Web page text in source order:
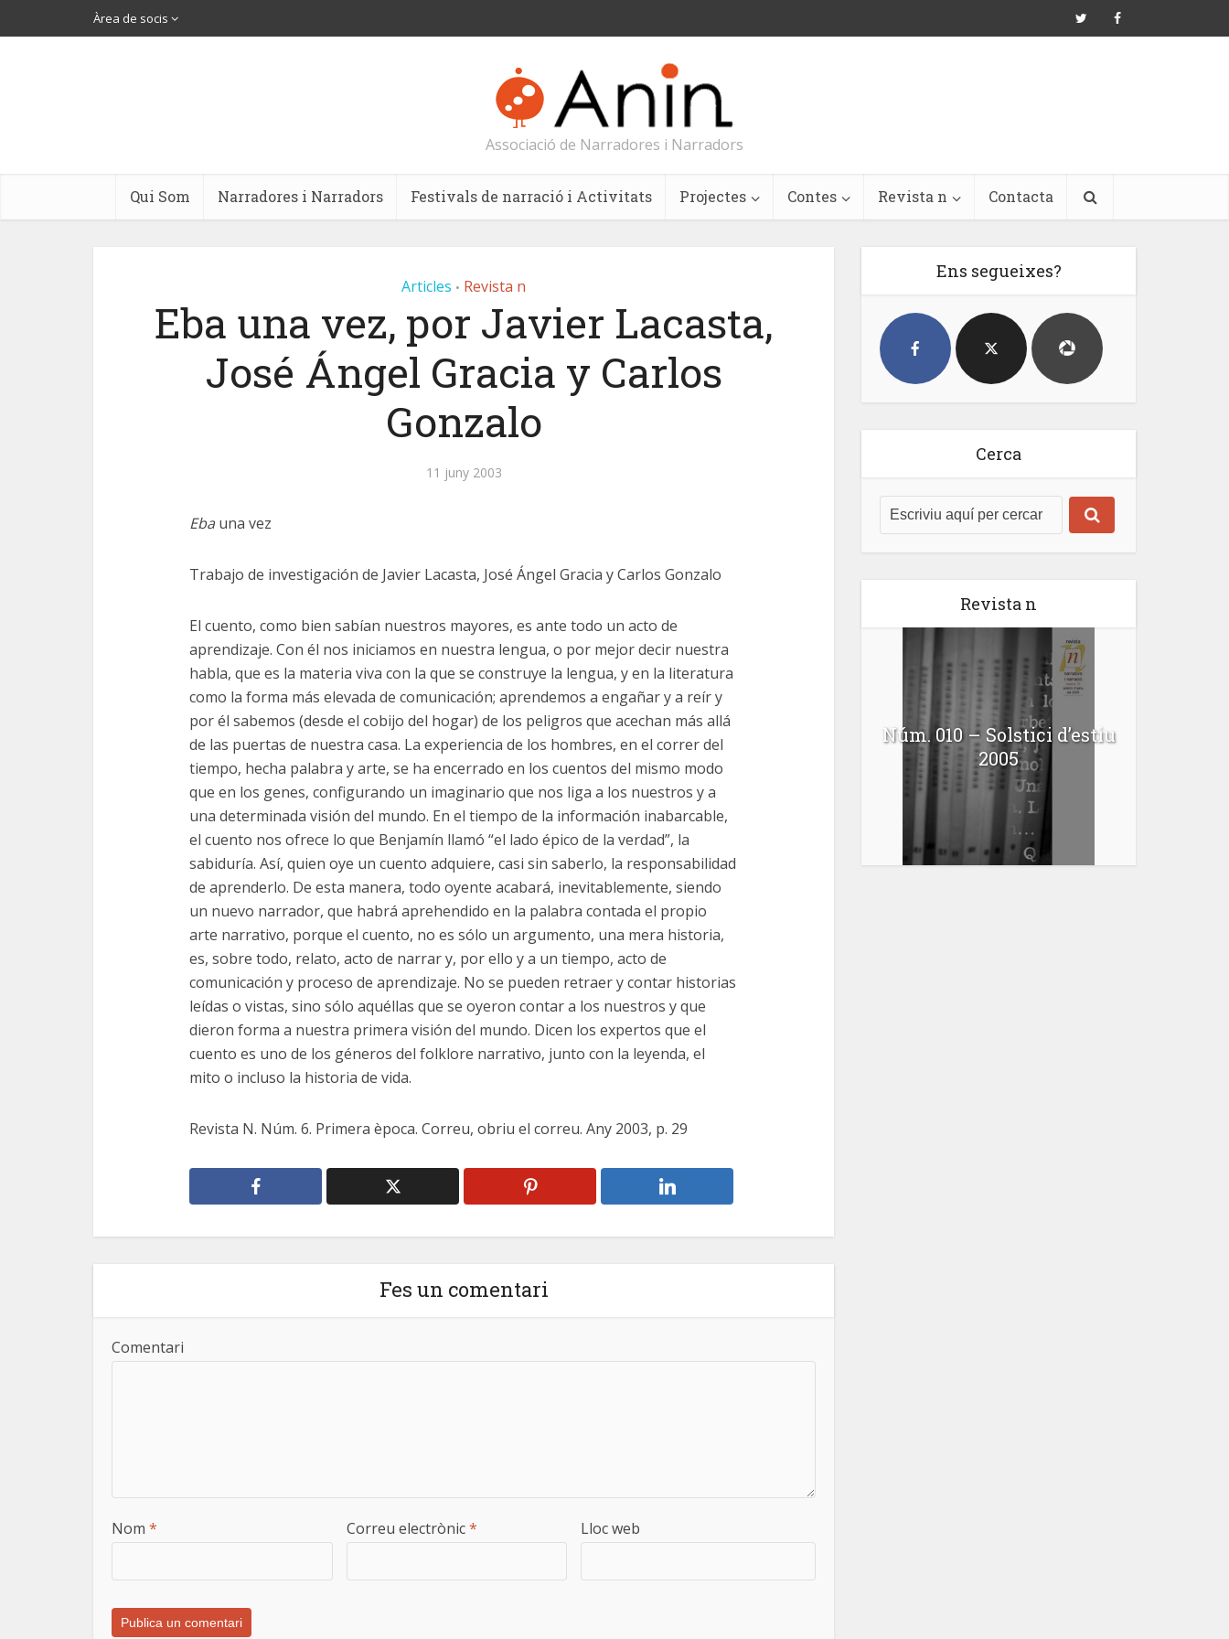
Àrea de socis
Associació de Narradores i Narradors
Qui Som Narradores i Narradors Festivals de narració i Activitats Projectes Contes Revista n Contacta
Articles • Revista n
Eba una vez, por Javier Lacasta,
José Ángel Gracia y Carlos
Gonzalo
11 juny 2003
Eba una vez
Trabajo de investigación de Javier Lacasta, José Ángel Gracia y Carlos Gonzalo
El cuento, como bien sabían nuestros mayores, es ante todo un acto de
aprendizaje. Con él nos iniciamos en nuestra lengua, o por mejor decir nuestra
habla, que es la materia viva con la que se construye la lengua, y en la literatura
como la forma más elevada de comunicación; aprendemos a engañar y a reír y
por él sabemos (desde el cobijo del hogar) de los peligros que acechan más allá
de las puertas de nuestra casa. La experiencia de los hombres, en el correr del
tiempo, hecha palabra y arte, se ha encerrado en los cuentos del mismo modo
que en los genes, configurando un imaginario que nos liga a los nuestros y a
una determinada visión del mundo. En el tiempo de la información inabarcable,
el cuento nos ofrece lo que Benjamín llamó “el lado épico de la verdad”, la
sabiduría. Así, quien oye un cuento adquiere, casi sin saberlo, la responsabilidad
de aprenderlo. De esta manera, todo oyente acabará, inevitablemente, siendo
un nuevo narrador, que habrá aprehendido en la palabra contada el propio
arte narrativo, porque el cuento, no es sólo un argumento, una mera historia,
es, sobre todo, relato, acto de narrar y, por ello y a un tiempo, acto de
comunicación y proceso de aprendizaje. No se pueden retraer y contar historias
leídas o vistas, sino sólo aquéllas que se oyeron contar a los nuestros y que
dieron forma a nuestra primera visión del mundo. Dicen los expertos que el
cuento es uno de los géneros del folklore narrativo, junto con la leyenda, el
mito o incluso la historia de vida.
Revista N. Núm. 6. Primera època. Correu, obriu el correu. Any 2003, p. 29
Fes un comentari
Comentari
Nom * Correu electrònic* Lloc web
Ens segueixes?
Cerca
Revista n
Núm. 010 – Solstici d’estiu
2005